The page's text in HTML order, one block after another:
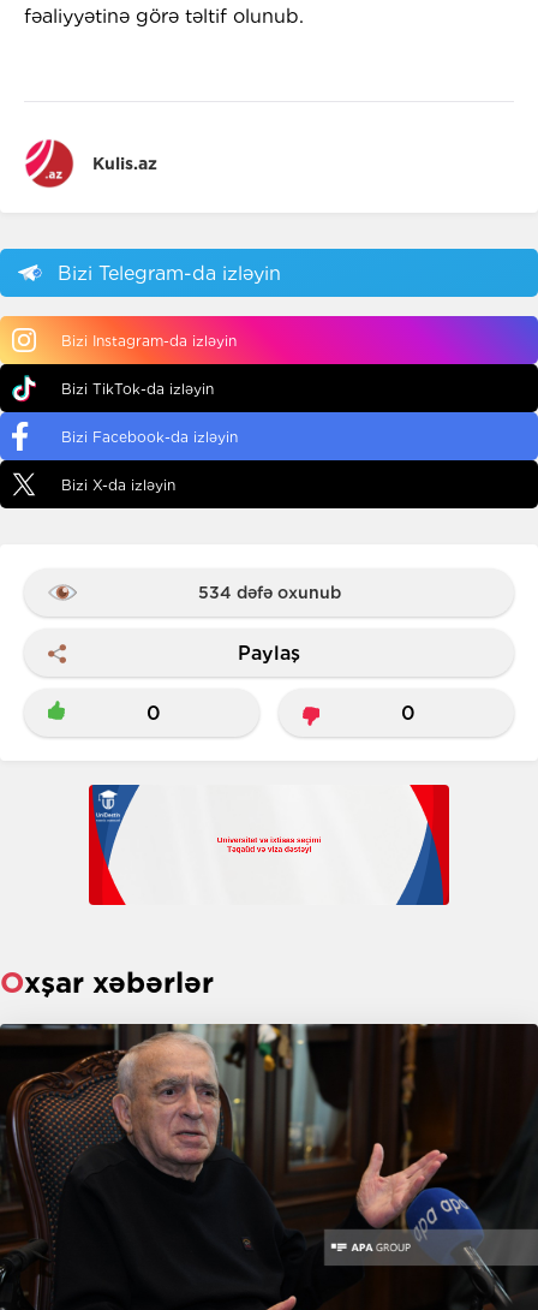
fəaliyyətinə görə təltif olunub.
Kulis.az
Bizi Telegram-da izləyin
Bizi Instagram-da izləyin
Bizi TikTok-da izləyin
Bizi Facebook-da izləyin
Bizi X-da izləyin
534 dəfə oxunub
Paylaş
0 0
Oxşar xəbərlər